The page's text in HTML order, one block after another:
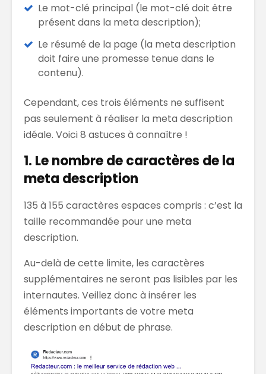
Le mot-clé principal (le mot-clé doit être
présent dans la meta description);
Le résumé de la page (la meta description
doit faire une promesse tenue dans le
contenu).
Cependant, ces trois éléments ne suffisent
pas seulement à réaliser la meta description
idéale. Voici 8 astuces à connaître !
1. Le nombre de caractères de la
meta description
135 à 155 caractères espaces compris : c’est la
taille recommandée pour une meta
description.
Au-delà de cette limite, les caractères
supplémentaires ne seront pas lisibles par les
internautes. Veillez donc à insérer les
éléments importants de votre meta
description en début de phrase.